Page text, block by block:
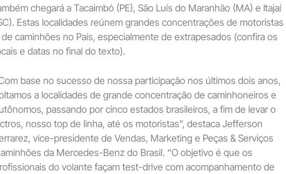
chegará a Tacaimbó (PE), São Luís do Maranhão (MA) e Itajaí
Estas localidades reúnem grandes concentrações de motoristas
caminhões no País, especialmente de extrapesados (confira os
e datas no final do texto).
base no sucesso de nossa participação nos últimos dois anos,
a localidades de grande concentração de caminhoneiros e
passando por cinco estados brasileiros, a fim de levar o
nosso top de linha, até os motoristas”, destaca Jefferson
vice-presidente de Vendas, Marketing e Peças & Serviços
da Mercedes-Benz do Brasil. “O objetivo é que os
do volante façam test-drive com acompanhamento de